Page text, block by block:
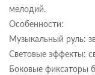
мелодий.
Особенности:
Музыкальный руль:
Световые эффекты:
Боковые фиксаторы